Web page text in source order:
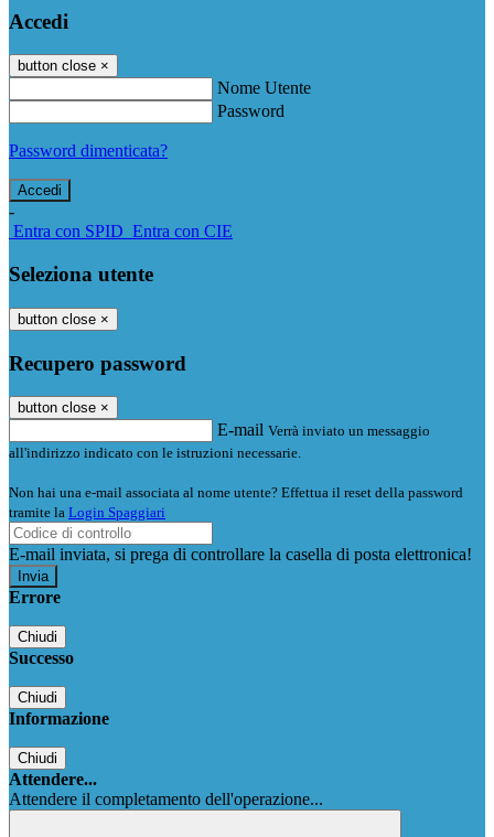
Accedi
button close ×
Nome Utente
Password
Password dimenticata?
-
Entra con SPID Entra con CIE
Seleziona utente
button close ×
Recupero password
button close ×
E-mail Verrà inviato un messaggio
all'indirizzo indicato con le istruzioni necessarie.
Non hai una e-mail associata al nome utente? Effettua il reset della password
tramite la Login Spaggiari
E-mail inviata, si prega di controllare la casella di posta elettronica!
Errore
Chiudi
Successo
Chiudi
Informazione
Chiudi
Attendere...
Attendere il completamento dell'operazione...